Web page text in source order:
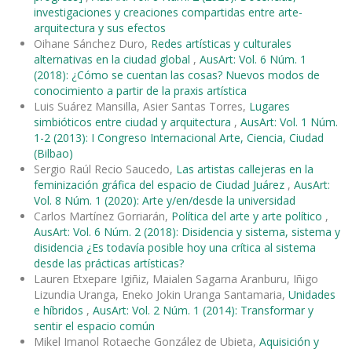
investigaciones y creaciones compartidas entre arte-
arquitectura y sus efectos
Oihane Sánchez Duro, Redes artísticas y culturales
alternativas en la ciudad global , AusArt: Vol. 6 Núm. 1
(2018): ¿Cómo se cuentan las cosas? Nuevos modos de
conocimiento a partir de la praxis artística
Luis Suárez Mansilla, Asier Santas Torres, Lugares
simbióticos entre ciudad y arquitectura , AusArt: Vol. 1 Núm.
1-2 (2013): I Congreso Internacional Arte, Ciencia, Ciudad
(Bilbao)
Sergio Raúl Recio Saucedo, Las artistas callejeras en la
feminización gráfica del espacio de Ciudad Juárez , AusArt:
Vol. 8 Núm. 1 (2020): Arte y/en/desde la universidad
Carlos Martínez Gorriarán, Política del arte y arte político ,
AusArt: Vol. 6 Núm. 2 (2018): Disidencia y sistema, sistema y
disidencia ¿Es todavía posible hoy una crítica al sistema
desde las prácticas artísticas?
Lauren Etxepare Igiñiz, Maialen Sagarna Aranburu, Iñigo
Lizundia Uranga, Eneko Jokin Uranga Santamaria, Unidades
e híbridos , AusArt: Vol. 2 Núm. 1 (2014): Transformar y
sentir el espacio común
Mikel Imanol Rotaeche González de Ubieta, Aquisición y